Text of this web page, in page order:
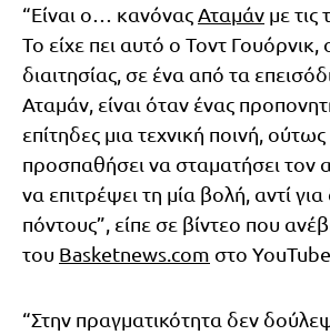
“Είναι ο… κανόνας Αταμάν με τις
Το είχε πει αυτό ο Τοντ Γουόρνικ,
διαιτησίας, σε ένα από τα
Αταμάν, είναι όταν ένας
επίτηδες μια τεχνική ποινή,
προσπαθήσει να σταματήσει τον
να επιτρέψει τη μία βολή, αντί
πόντους”, είπε σε βίντεο που
του Basketnews.com στο YouTube.
“Στην πραγματικότητα δεν